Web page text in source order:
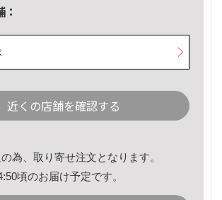
近くの店舗を確認する
為、取り寄せ注文となります。
頃のお届け予定です。